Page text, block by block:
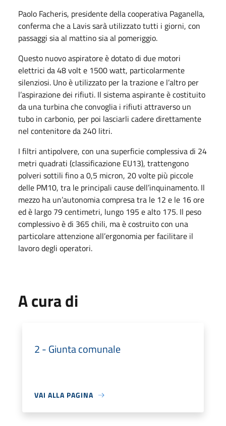
Paolo Facheris, presidente della cooperativa Paganella,
conferma che a Lavis sarà utilizzato tutti i giorni, con
passaggi sia al mattino sia al pomeriggio.
Questo nuovo aspiratore è dotato di due motori
elettrici da 48 volt e 1500 watt, particolarmente
silenziosi. Uno è utilizzato per la trazione e l’altro per
l’aspirazione dei rifiuti. Il sistema aspirante è costituito
da una turbina che convoglia i rifiuti attraverso un
tubo in carbonio, per poi lasciarli cadere direttamente
nel contenitore da 240 litri.
I filtri antipolvere, con una superficie complessiva di 24
metri quadrati (classificazione EU13), trattengono
polveri sottili fino a 0,5 micron, 20 volte più piccole
delle PM10, tra le principali cause dell’inquinamento. Il
mezzo ha un’autonomia compresa tra le 12 e le 16 ore
ed è largo 79 centimetri, lungo 195 e alto 175. Il peso
complessivo è di 365 chili, ma è costruito con una
particolare attenzione all’ergonomia per facilitare il
lavoro degli operatori.
A cura di
2 - Giunta comunale
VAI ALLA PAGINA